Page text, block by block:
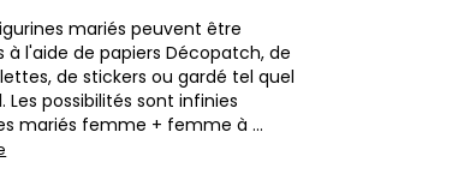
figurines mariés peuvent être
à l'aide de papiers Décopatch, de
de stickers ou gardé tel quel
possibilités sont infinies
mariés femme + femme à ...